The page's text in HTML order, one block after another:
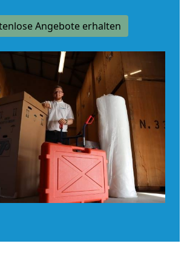
Angebote erhalten